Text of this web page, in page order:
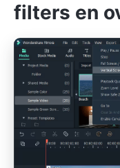
filters en